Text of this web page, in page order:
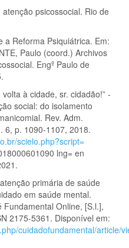
psicossocial. Rio de
a Reforma Psiquiátrica. Em:
Paulo (coord.) Archivos
Engº Paulo de
à cidade, sr. cidadão!” -
social: do isolamento
Rev. Adm.
6, p. 1090-1107, 2018.
scielo.php?script=
lng= en
primária de saúde
em saúde mental.
Fundamental Online, [S.l.],
2175-5361. Disponível em:
cuidadofundamental/article/